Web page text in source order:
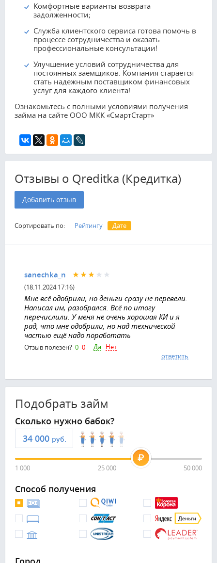
Комфортные варианты возврата
задолженности;
Служба клиентского сервиса готова помочь в
процессе сотрудничества и оказать
профессиональные консультации!
Улучшение условий сотрудничества для
постоянных заемщиков. Компания старается
стать надежным поставщиком финансовых
услуг для каждого клиента!
Ознакомьтесь с полными условиями получения
займа на сайте ООО МКК «СмартСтарт»
Отзывы о Qreditka (Кредитка)
Добавить отзыв
Сортировать по: Рейтингу Дате
sanechka_n
(18.11.2024 17:16)
Мне всё одобрили, но деньги сразу не перевели.
Написал им, разобрался. Всё по итогу
перечислили. У меня не очень хорошая КИ и я
рад, что мне одобрили, но над технической
частью ещё надо поработать
Отзыв полезен? 0 0 Да Нет
ответить
Подобрать займ
Сколько нужно бабок?
руб.
1 000 25 000 50 000
Способ получения